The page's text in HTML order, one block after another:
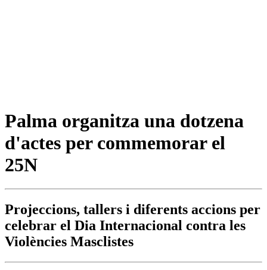
Palma organitza una dotzena
d'actes per commemorar el
25N
Projeccions, tallers i diferents accions per
celebrar el Dia Internacional contra les
Violències Masclistes